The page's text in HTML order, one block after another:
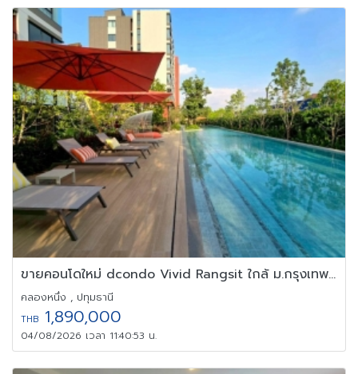
ขายคอนโดใหม่ dcondo Vivid Rangsit ใกล้ ม.กรุงเทพ รังสิต ปทุมธานี
คลองหนึ่ง , ปทุมธานี
THB 1,890,000
04/08/2026 เวลา 11:40:53 น.